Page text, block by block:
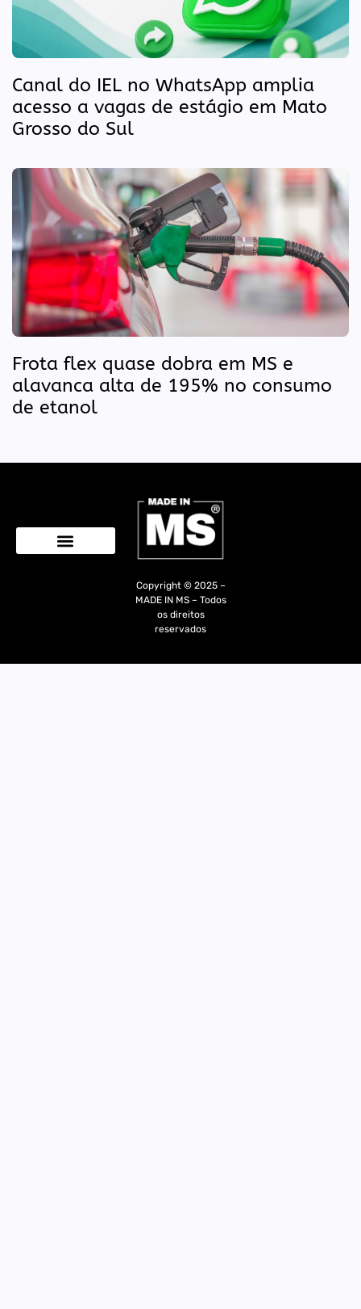
Canal do IEL no WhatsApp amplia
acesso a vagas de estágio em Mato
Grosso do Sul
Frota flex quase dobra em MS e
alavanca alta de 195% no consumo
de etanol
Copyright © 2025 –
MADE IN MS – Todos
os direitos
reservados